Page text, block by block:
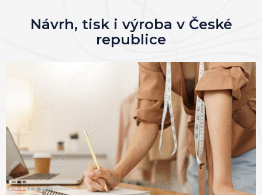
Návrh, tisk i výroba v České
republice